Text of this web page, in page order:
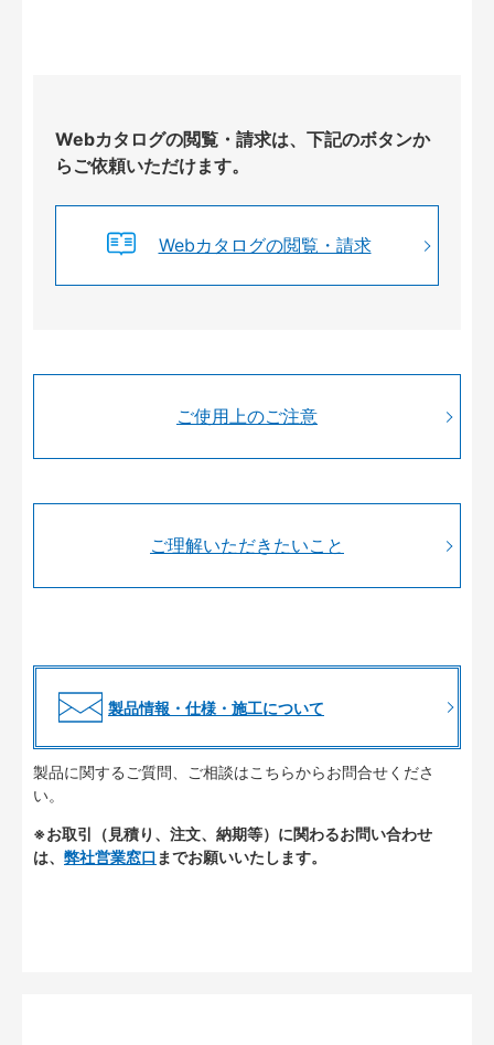
Webカタログの閲覧・請求は、下記のボタンか
らご依頼いただけます。
Webカタログの閲覧・請求
ご使用上のご注意
ご理解いただきたいこと
製品情報・仕様・施工について
製品に関するご質問、ご相談はこちらからお問合せくださ
い。
※お取引（見積り、注文、納期等）に関わるお問い合わせ
は、 弊社営業窓口 までお願いいたします。